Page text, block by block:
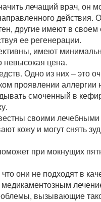
лечащий врач, он
другие имеют в
ее регенерации.
имеют
невысокая цена.
Одно из них – это
проявлении аллергии
смоченный в
своими
кожу и могут снять
при мокнущих
они не подходят в
вызывающие